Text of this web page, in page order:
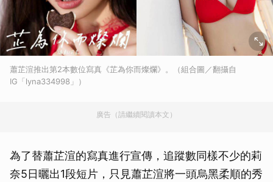
蕭芷渲推出第2本數位寫真《芷為你而燦爛》。（組合圖／翻攝自
IG「lyna334998」）
廣告（請繼續閱讀本文）
為了替蕭芷渲的寫真進行宣傳，追蹤數同樣不少的莉
奈5日曬出1段短片，只見蕭芷渲將一頭烏黑柔順的秀